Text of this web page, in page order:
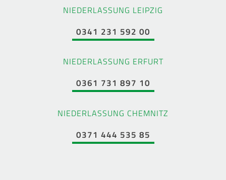
NIEDERLASSUNG LEIPZIG
0341 231 592 00
NIEDERLASSUNG ERFURT
0361 731 897 10
NIEDERLASSUNG CHEMNITZ
0371 444 535 85